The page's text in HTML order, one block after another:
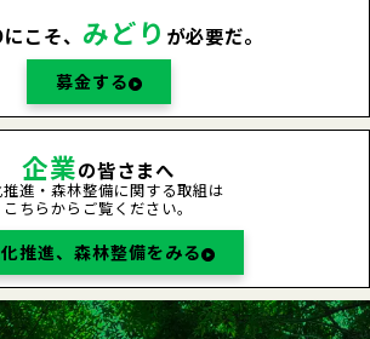
こそ、 みどり が必要だ。
募金する
企業の皆さまへ
進・森林整備に関する取組は
こちらからご覧ください。
推進、森林整備をみる